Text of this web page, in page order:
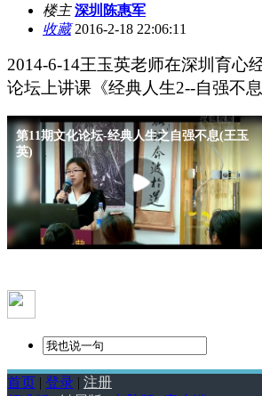
楼主 深圳陈惠军
收藏2016-2-18 22:06:11
2014-6-14王玉英老师在深圳育心
论坛上讲课《经典人生2--自强不息
首页 | 登录 | 注册